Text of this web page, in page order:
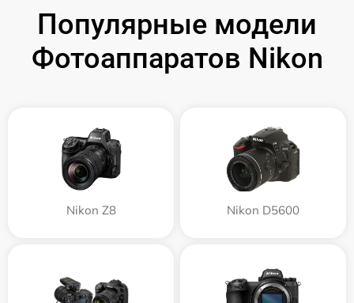
Популярные модели
Фотоаппаратов Nikon
Nikon Z8 Nikon D5600